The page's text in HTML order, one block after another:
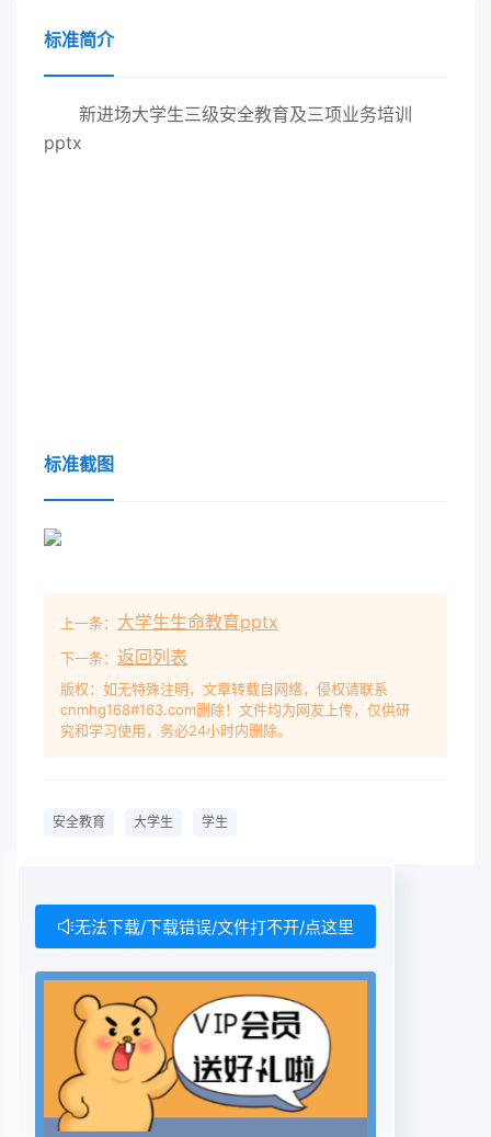
标准简介
新进场大学生三级安全教育及三项业务培训
pptx
标准截图
上一条： 大学生生命教育pptx
下一条： 返回列表
版权：如无特殊注明，文章转载自网络，侵权请联系
cnmhg168#163.com删除！文件均为网友上传，仅供研
究和学习使用，务必24小时内删除。
安全教育 大学生 学生
无法下载/下载错误/文件打不开/点这里